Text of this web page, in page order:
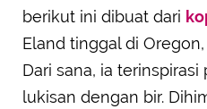
berikut ini dibuat dari
Eland tinggal di
Dari sana, ia
lukisan dengan bir.